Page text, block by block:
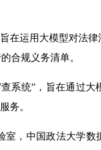
运用大模型对法律
合规义务清单。
统”，旨在通过大
务。
，中国政法大学数